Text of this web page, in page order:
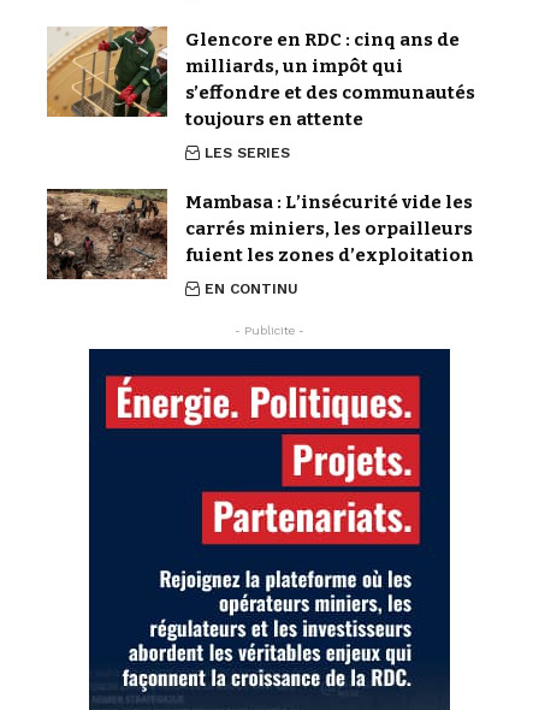
Glencore en RDC : cinq ans de
milliards, un impôt qui
s’effondre et des communautés
toujours en attente
LES SERIES
Mambasa : L’insécurité vide les
carrés miniers, les orpailleurs
fuient les zones d’exploitation
EN CONTINU
- Publicite -